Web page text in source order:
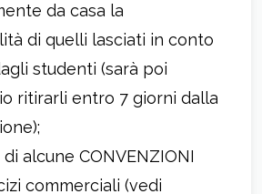
da casa la
di quelli lasciati in conto
studenti (sarà poi
ritirarli entro 7 giorni dalla
alcune CONVENZIONI
commerciali (vedi